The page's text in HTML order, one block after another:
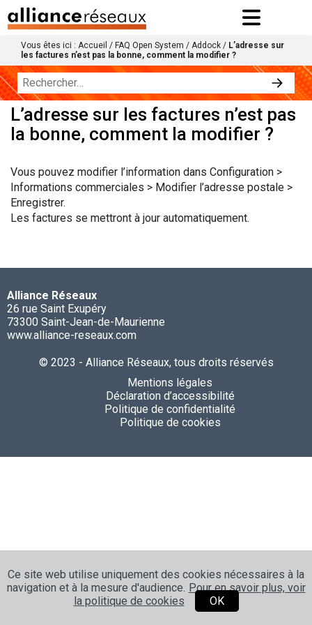
Vous êtes ici : Accueil / FAQ Open System / Addock / L’adresse sur
les factures n’est pas la bonne, comment la modifier ?
L’adresse sur les factures n’est pas
la bonne, comment la modifier ?
Vous pouvez modifier l’information dans Configuration >
Informations commerciales > Modifier l’adresse postale >
Enregistrer.
Les factures se mettront à jour automatiquement.
Alliance Réseaux
26 rue Saint Exupéry
73300 Saint-Jean-de-Maurienne
www.alliance-reseaux.com
© 2023 - Alliance Réseaux, tous droits réservés
Mentions légales
Déclaration d’accessibilité
Politique de confidentialité
Politique de cookies
Ce site web utilise uniquement des cookies nécessaires à la
navigation et à la mesure d'audience. Pour en savoir plus, voir
la politique de cookies
OK